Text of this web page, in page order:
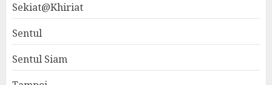
Sekiat@Khiriat
Sentul
Sentul Siam